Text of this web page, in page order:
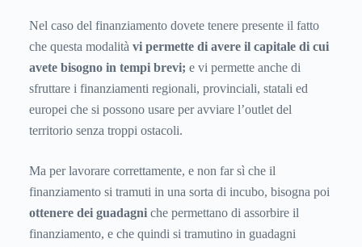
Nel caso del finanziamento dovete tenere presente il fatto
che questa modalità vi permette di avere il capitale di cui
avete bisogno in tempi brevi; e vi permette anche di
sfruttare i finanziamenti regionali, provinciali, statali ed
europei che si possono usare per avviare l’outlet del
territorio senza troppi ostacoli.
Ma per lavorare correttamente, e non far sì che il
finanziamento si tramuti in una sorta di incubo, bisogna poi
ottenere dei guadagni che permettano di assorbire il
finanziamento, e che quindi si tramutino in guadagni